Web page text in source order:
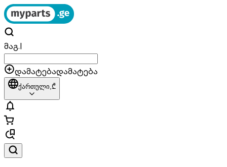
მაგ.|
დამატებადამატება
ქართული,₾